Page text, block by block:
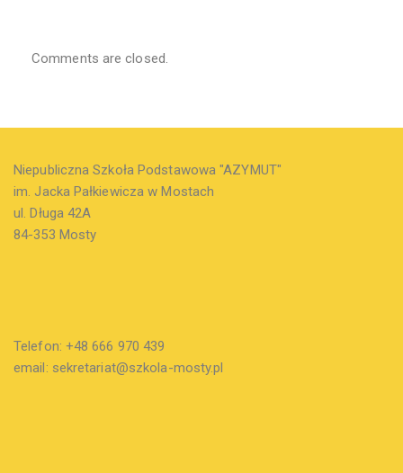
Comments are closed.
Niepubliczna Szkoła Podstawowa "AZYMUT"
im. Jacka Pałkiewicza w Mostach
ul. Długa 42A
84-353 Mosty
Telefon: +48 666 970 439
email: sekretariat@szkola-mosty.pl